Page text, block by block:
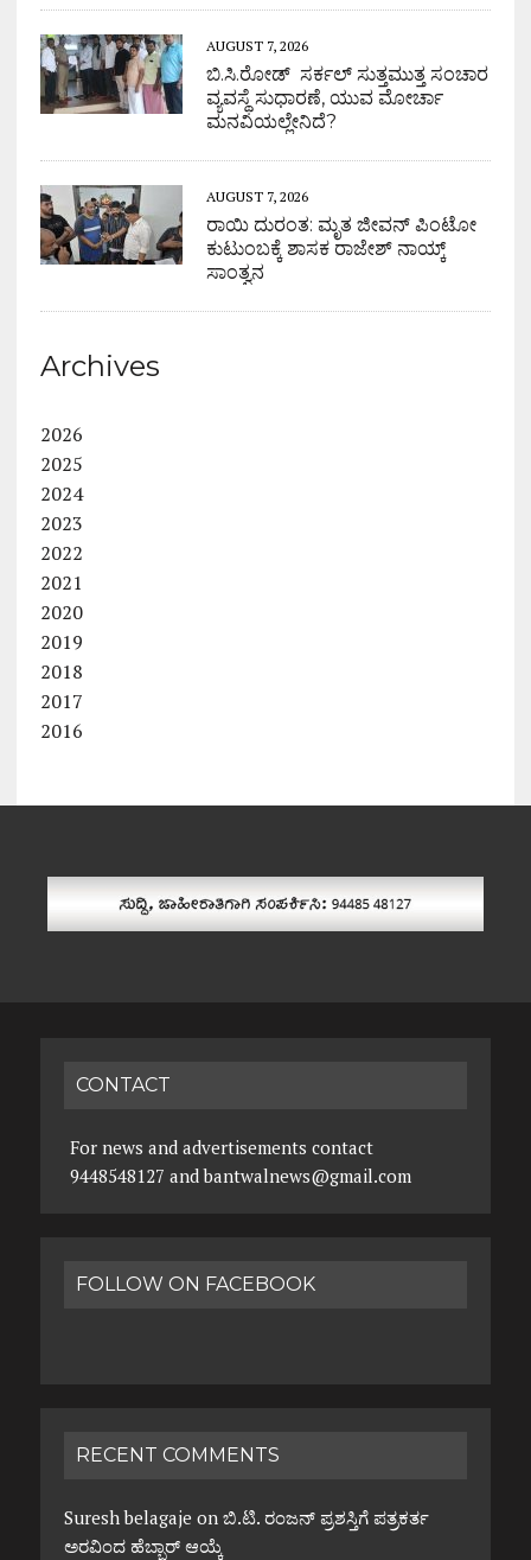
AUGUST 7, 2026
ಬಿ.ಸಿ.ರೋಡ್ ಸರ್ಕಲ್ ಸುತ್ತಮುತ್ತ ಸಂಚಾರ
ವ್ಯವಸ್ಥೆ ಸುಧಾರಣೆ, ಯುವ ಮೋರ್ಚಾ
ಮನವಿಯಲ್ಲೇನಿದೆ?
AUGUST 7, 2026
ರಾಯಿ ದುರಂತ: ಮೃತ ಜೀವನ್ ಪಿಂಟೋ
ಕುಟುಂಬಕ್ಕೆ ಶಾಸಕ ರಾಜೇಶ್ ನಾಯ್ಕ್
ಸಾಂತ್ವನ
Archives
2026
2025
2024
2023
2022
2021
2020
2019
2018
2017
2016
CONTACT
For news and advertisements contact
9448548127 and bantwalnews@gmail.com
FOLLOW ON FACEBOOK
RECENT COMMENTS
Suresh belagaje on ಬಿ.ಟಿ. ರಂಜನ್ ಪ್ರಶಸ್ತಿಗೆ ಪತ್ರಕರ್ತ
ಅರವಿಂದ ಹೆಬ್ಬಾರ್ ಆಯ್ಕೆ